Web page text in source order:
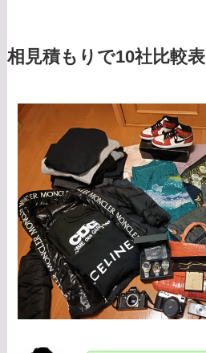
相見積もりで10社比較表